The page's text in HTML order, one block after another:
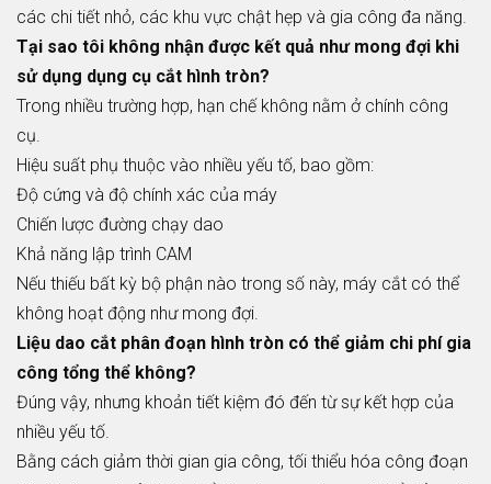
các chi tiết nhỏ, các khu vực chật hẹp và gia công đa năng.
Tại sao tôi không nhận được kết quả như mong đợi khi
sử dụng dụng cụ cắt hình tròn?
Trong nhiều trường hợp, hạn chế không nằm ở chính công
cụ.
Hiệu suất phụ thuộc vào nhiều yếu tố, bao gồm:
Độ cứng và độ chính xác của máy
Chiến lược đường chạy dao
Khả năng lập trình CAM
Nếu thiếu bất kỳ bộ phận nào trong số này, máy cắt có thể
không hoạt động như mong đợi.
Liệu dao cắt phân đoạn hình tròn có thể giảm chi phí gia
công tổng thể không?
Đúng vậy, nhưng khoản tiết kiệm đó đến từ sự kết hợp của
nhiều yếu tố.
Bằng cách giảm thời gian gia công, tối thiểu hóa công đoạn